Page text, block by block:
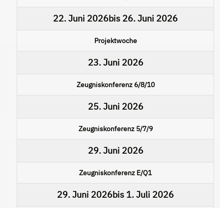
22. Juni 2026bis 26. Juni 2026
Projektwoche
23. Juni 2026
Zeugniskonferenz 6/8/10
25. Juni 2026
Zeugniskonferenz 5/7/9
29. Juni 2026
Zeugniskonferenz E/Q1
29. Juni 2026bis 1. Juli 2026